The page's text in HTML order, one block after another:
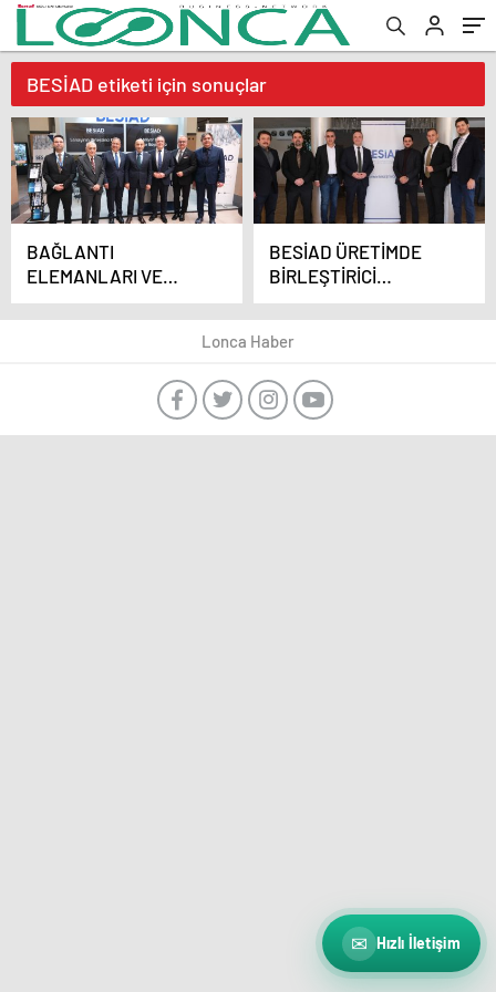
BESİAD etiketi için sonuçlar
BAĞLANTI
ELEMANLARI VE
HIRDAVAT
SEKTÖRÜNÜN
BESİAD ÜRETİMDE
BİRLEŞTİRİCİ
ADIMLARLA
GELECEĞE YÖN
VERİYOR
Lonca Haber
✉ Hızlı İletişim